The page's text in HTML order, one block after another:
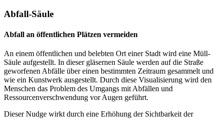
Abfall-Säule
Abfall an öffentlichen Plätzen vermeiden
An einem öffentlichen und belebten Ort einer Stadt wird eine Müll-
Säule aufgestellt. In dieser gläsernen Säule werden auf die Straße
geworfenen Abfälle über einen bestimmten Zeitraum gesammelt und
wie ein Kunstwerk ausgestellt. Durch diese Visualisierung wird den
Menschen das Problem des Umgangs mit Abfällen und
Ressourcenverschwendung vor Augen geführt.
Dieser Nudge wirkt durch eine Erhöhung der Sichtbarkeit der